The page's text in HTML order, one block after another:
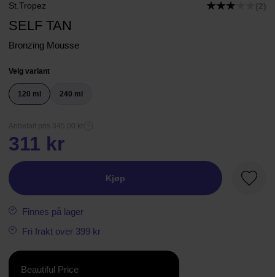
St.Tropez (2)
SELF TAN
Bronzing Mousse
Velg variant
120 ml 240 ml
Anbefalt pris 345,00 kr
311 kr
Kjøp
Finnes på lager
Fri frakt over 399 kr
Beautiful Price